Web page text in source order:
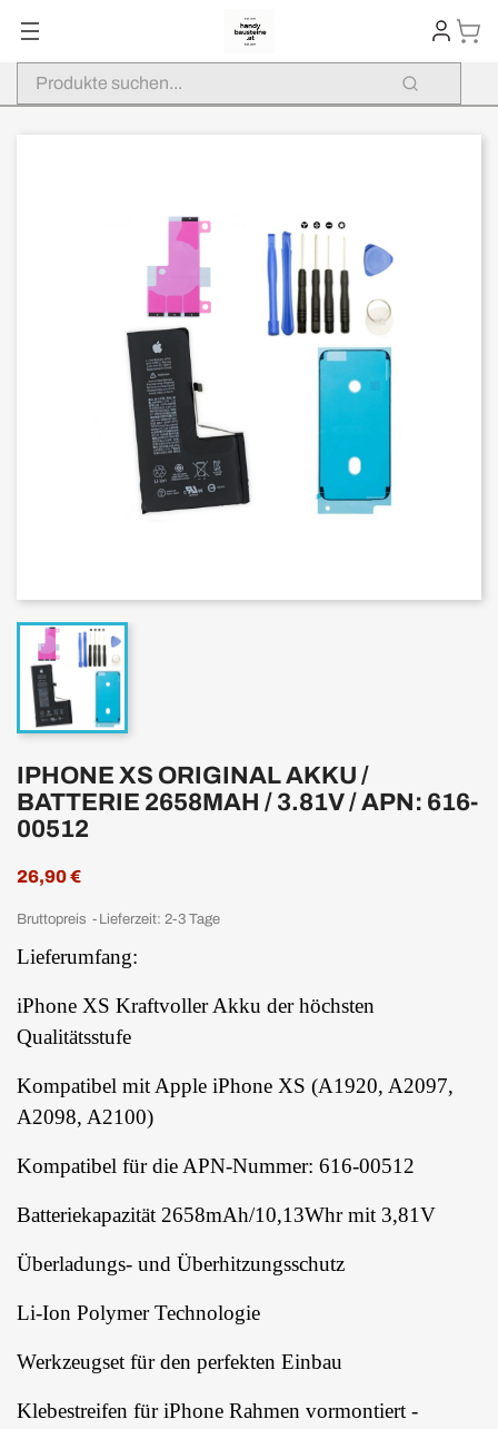
IPHONE XS ORIGINAL AKKU /
BATTERIE 2658MAH / 3.81V / APN: 616-
00512
26,90 €
Bruttopreis Lieferzeit: 2-3 Tage
Lieferumfang:
iPhone XS Kraftvoller Akku der höchsten
Qualitätsstufe
Kompatibel mit Apple iPhone XS (A1920, A2097,
A2098, A2100)
Kompatibel für die APN-Nummer: 616-00512
Batteriekapazität 2658mAh/10,13Whr mit 3,81V
Überladungs- und Überhitzungsschutz
Li-Ion Polymer Technologie
Werkzeugset für den perfekten Einbau
Klebestreifen für iPhone Rahmen vormontiert -